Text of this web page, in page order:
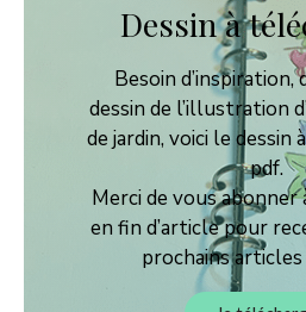
Dessin à
Besoin d’inspiration,
dessin de l’illustration
de jardin, voici le dessin
pdf.
Merci de vous
en fin d’article pour
prochains